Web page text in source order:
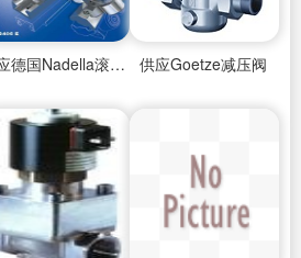
供应德国Nadella滚轮导轨 供应Goetze减压阀